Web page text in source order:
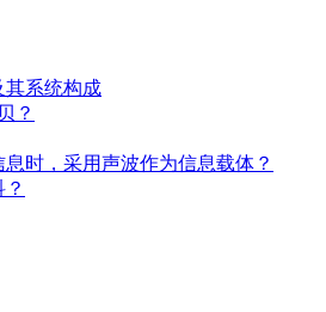
其系统构成
？
时，采用声波作为信息载体？